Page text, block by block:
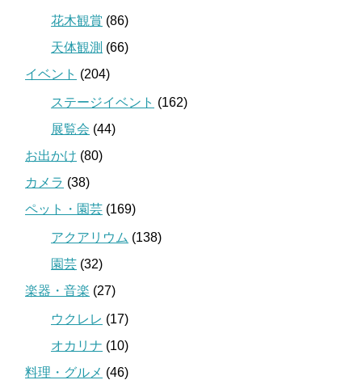
花木観賞 (86)
天体観測 (66)
イベント (204)
ステージイベント (162)
展覧会 (44)
お出かけ (80)
カメラ (38)
ペット・園芸 (169)
アクアリウム (138)
園芸 (32)
楽器・音楽 (27)
ウクレレ (17)
オカリナ (10)
料理・グルメ (46)